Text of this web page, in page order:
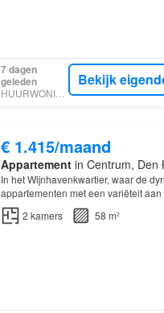
7 dagen
geleden
HUURWONINGEN
Bekijk
€ 1.415/maand
Appartementin Centrum, Den
In het Wijnhavenkwartier, waar de
appartementen met een variëteit
2 kamers 58 m²